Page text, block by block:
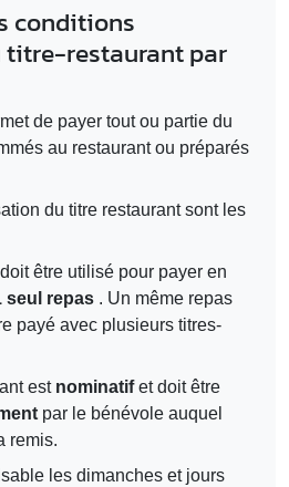
conditions
restaurant par
de payer tout ou partie du
au restaurant ou préparés
du titre restaurant sont les
être utilisé pour payer en
seul repas . Un même repas
payé avec plusieurs titres-
est nominatif et doit être
par le bénévole auquel
remis.
les dimanches et jours